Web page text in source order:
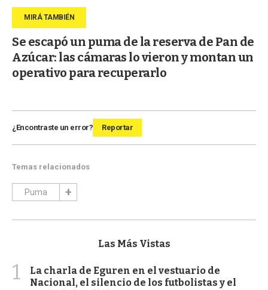
Se escapó un puma de la reserva de Pan de
Azúcar: las cámaras lo vieron y montan un
operativo para recuperarlo
¿Encontraste un error? Reportar
Temas relacionados
Puma
Las Más Vistas
1
La charla de Eguren en el vestuario de
Nacional, el silencio de los futbolistas y el